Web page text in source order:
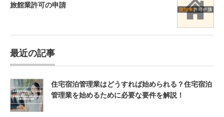
旅館業許可の申請
最近の記事
住宅宿泊管理業はどうすれば始められる？住宅宿泊
管理業を始めるために必要な要件を解説！